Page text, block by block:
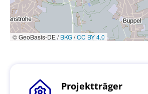
© GeoBasis-DE /BKG/CC BY 4.0
Projektträger